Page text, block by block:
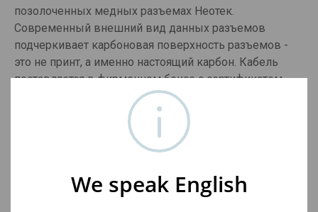
позолоченных медных разъемах Неотек.
Современный внешний вид данных разъемов
подчеркивает карбоновая поверхность разъемов -
это не принт, а именно настоящий карбон. Кабель
поставляется в фирменном боксе с сертификатом
Отзывы о Neotech NEP-3001 MK3 hybrid power
We speak English